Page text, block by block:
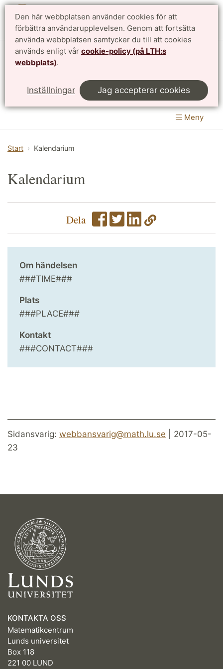
Den här webbplatsen använder cookies för att
förbättra användarupplevelsen. Genom att fortsätta
använda webbplatsen samtycker du till att cookies
används enligt vår cookie-policy (på LTH:s
webbplats).
Inställningar Jag accepterar cookies
Matematikcentrum
LTH, Lunds Tekniska Högskola&
Naturvetenskapliga fakulteten
Meny
Start Kalendarium
Kalendarium
Dela
Om händelsen
###TIME###
Plats
###PLACE###
Kontakt
###CONTACT###
Sidansvarig: webbansvarig@math.lu.se | 2017-05-
23
KONTAKTA OSS
Matematikcentrum
Lunds universitet
Box 118
221 00 LUND